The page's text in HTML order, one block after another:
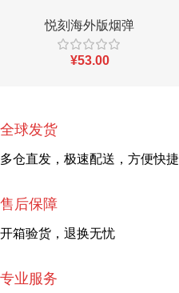
悦刻海外版烟弹
¥53.00
全球发货
多仓直发，极速配送，方便快捷
售后保障
开箱验货，退换无忧
专业服务